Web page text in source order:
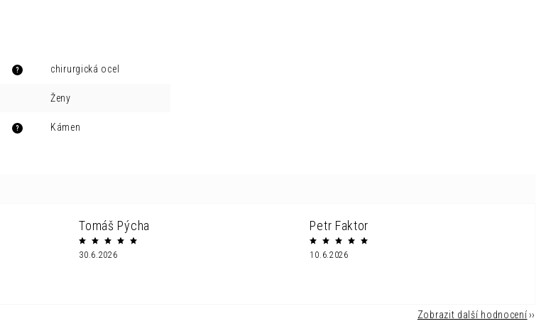
? chirurgická ocel
Ženy
? Kámen
Tomáš Pýcha
30.6.2026
Petr Faktor
10.6.2026
Zobrazit další hodnocení